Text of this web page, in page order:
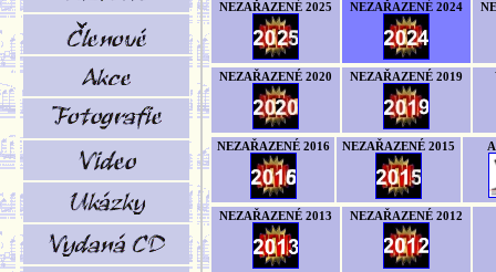
NEZAŘAZENÉ 2025 NEZAŘAZENÉ 2024
NEZAŘAZENÉ 2020 NEZAŘAZENÉ 2019
NEZAŘAZENÉ 2016 NEZAŘAZENÉ 2015
NEZAŘAZENÉ 2013 NEZAŘAZENÉ 2012